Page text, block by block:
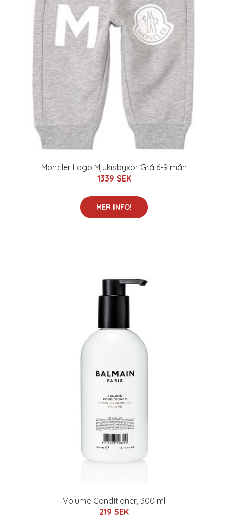
Moncler Logo Mjukisbyxor Grå 6-9 mån
1339 SEK
MER INFO!
Volume Conditioner, 300 ml
219 SEK